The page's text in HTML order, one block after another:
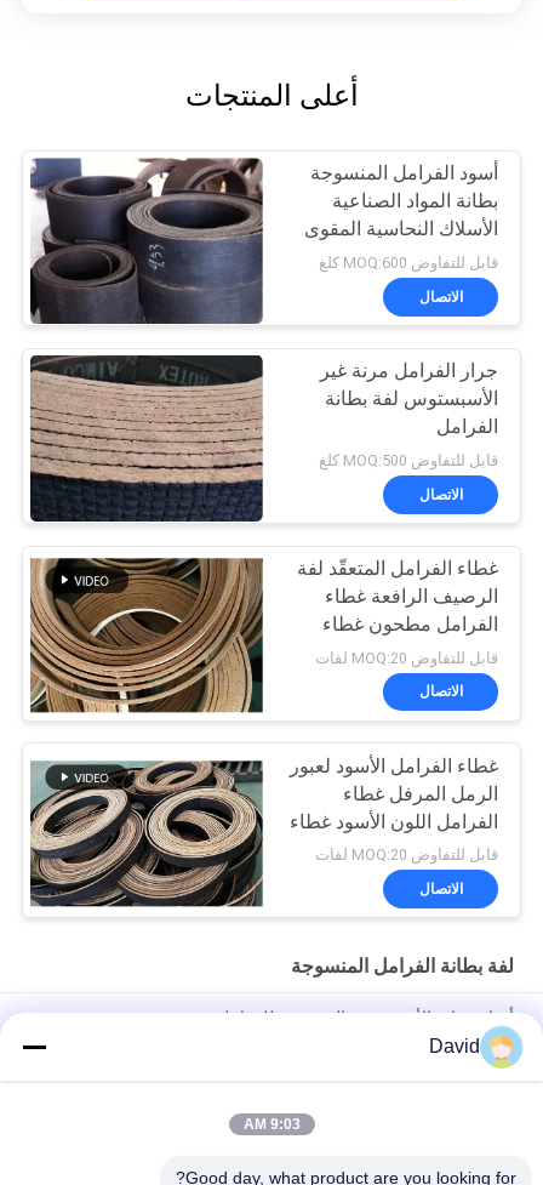
أعلى المنتجات
أسود الفرامل المنسوجة
بطانة المواد الصناعية
الأسلاك النحاسية المقوى
استخدام رافعة
قابل للتفاوض MOQ:600 كلغ
الاتصال
جرار الفرامل مرنة غير
الأسبستوس لفة بطانة
الفرامل
قابل للتفاوض MOQ:500 كلغ
الاتصال
غطاء الفرامل المتعقّد لفة
الرصيف الرافعة غطاء
الفرامل مطحون غطاء
الفرامل المنسوج
قابل للتفاوض MOQ:20 لفات
الاتصال
غطاء الفرامل الأسود لعبور
الرمل المرفل غطاء
الفرامل اللون الأسود غطاء
الفرامل المنسوج
قابل للتفاوض MOQ:20 لفات
الاتصال
لفة بطانة الفرامل المنسوجة
أدوات غياب الأسبستوس المنسوجة للفرامل
أزيبست خالي من النسيج لفائف الفرامل لشركة صناعة السكر الجرار
الرافعة الرافعة المصعد
ملفات غطاء الفرامل المنسوجة المرنة المرنة لجهاز حفر النفط
David
9:03 AM
Good day, what product are you looking for?